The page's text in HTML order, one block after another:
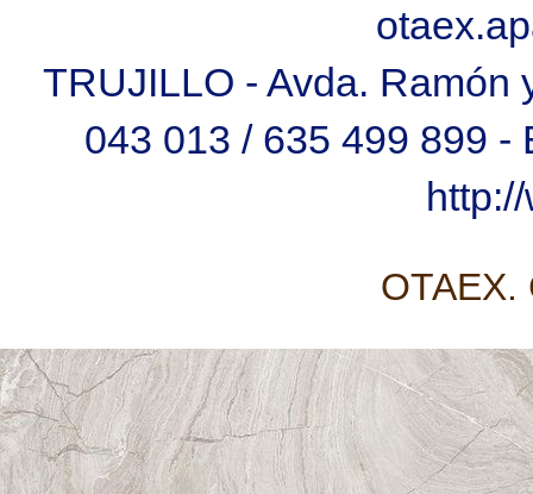
TRUJILLO - Avda. Ramón
043 013 / 635 499 899 -